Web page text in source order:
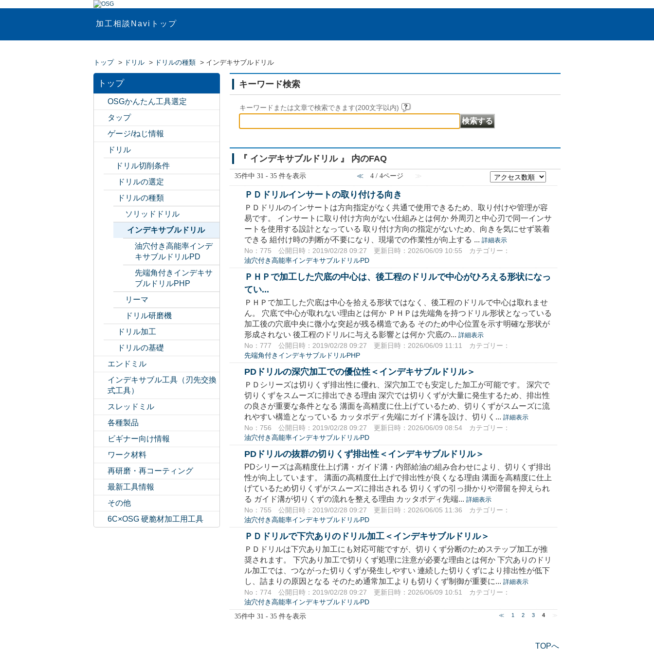
加工相談Naviトップ
トップ > ドリル > ドリルの種類 > インデキサブルドリル
トップ
OSGかんたん工具選定
タップ
ゲージ/ねじ情報
ドリル
ドリル切削条件
ドリルの選定
ドリルの種類
ソリッドドリル
インデキサブルドリル
油穴付き高能率インデ
キサブルドリルPD
先端角付きインデキサ
ブルドリルPHP
リーマ
ドリル研磨機
ドリル加工
ドリルの基礎
エンドミル
インデキサブル工具（刃先交換
式工具）
スレッドミル
各種製品
ビギナー向け情報
ワーク材料
再研磨・再コーティング
最新工具情報
その他
6C×OSG 硬脆材加工用工具
キーワード検索
キーワードまたは文章で検索できます(200文字以内)
『 インデキサブルドリル 』 内のFAQ
35件中 31 - 35 件を表示 ≪ 4 / 4ページ ≫
ＰＤドリルインサートの取り付ける向き
ＰＤドリルのインサートは方向指定がなく共通で使用できるため、取り付けや管理が容
易です。 インサートに取り付け方向がない仕組みとは何か 外周刃と中心刃で同一インサ
ートを使用する設計となっている 取り付け方向の指定がないため、向きを気にせず装着
できる 組付け時の判断が不要になり、現場での作業性が向上する ... 詳細表示
No：775
公開日時：2019/02/28 09:27 更新日時：2026/06/09 10:55
カテゴリー：
油穴付き高能率インデキサブルドリルPD
ＰＨＰで加工した穴底の中心は、後工程のドリルで中心がひろえる形状になっ
てい...
ＰＨＰで加工した穴底は中心を拾える形状ではなく、後工程のドリルで中心は取れませ
ん。 穴底で中心が取れない理由とは何か ＰＨＰは先端角を持つドリル形状となっている
加工後の穴底中央に微小な突起が残る構造である そのため中心位置を示す明確な形状が
形成されない 後工程のドリルに与える影響とは何か 穴底の... 詳細表示
No：777
公開日時：2019/02/28 09:27 更新日時：2026/06/09 11:11
カテゴリー：
先端角付きインデキサブルドリルPHP
PDドリルの深穴加工での優位性＜インデキサブルドリル＞
ＰＤシリーズは切りくず排出性に優れ、深穴加工でも安定した加工が可能です。 深穴で
切りくずをスムーズに排出できる理由 深穴では切りくずが大量に発生するため、排出性
の良さが重要な条件となる 溝面を高精度に仕上げているため、切りくずがスムーズに流
れやすい構造となっている カッタボディ先端にガイド溝を設け、切りく... 詳細表示
No：756
公開日時：2019/02/28 09:27 更新日時：2026/06/09 08:54
カテゴリー：
油穴付き高能率インデキサブルドリルPD
PDドリルの抜群の切りくず排出性＜インデキサブルドリル＞
PDシリーズは高精度仕上げ溝・ガイド溝・内部給油の組み合わせにより、切りくず排出
性が向上しています。 溝面の高精度仕上げで排出性が良くなる理由 溝面を高精度に仕上
げているため切りくずがスムーズに排出される 切りくずの引っ掛かりや滞留を抑えられ
る ガイド溝が切りくずの流れを整える理由 カッタボディ先端... 詳細表示
No：755
公開日時：2019/02/28 09:27 更新日時：2026/06/05 11:36
カテゴリー：
油穴付き高能率インデキサブルドリルPD
ＰＤドリルで下穴ありのドリル加工＜インデキサブルドリル＞
ＰＤドリルは下穴あり加工にも対応可能ですが、切りくず分断のためステップ加工が推
奨されます。 下穴あり加工で切りくず処理に注意が必要な理由とは何か 下穴ありのドリ
ル加工では、つながった切りくずが発生しやすい 連続した切りくずにより排出性が低下
し、詰まりの原因となる そのため通常加工よりも切りくず制御が重要に... 詳細表示
No：774
公開日時：2019/02/28 09:27 更新日時：2026/06/09 10:51
カテゴリー：
油穴付き高能率インデキサブルドリルPD
35件中 31 - 35 件を表示
≪ 1 2 3 4
TOPへ